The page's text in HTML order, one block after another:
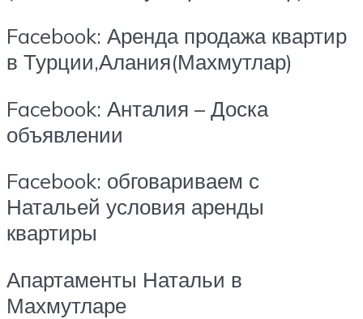
Facebook: Аренда продажа квартир
в Турции,Алания(Махмутлар)
Facebook: Анталия – Доска
объявлении
Facebook: обговариваем с
Натальей условия аренды
квартиры
Апартаменты Натальи в
Махмутларе